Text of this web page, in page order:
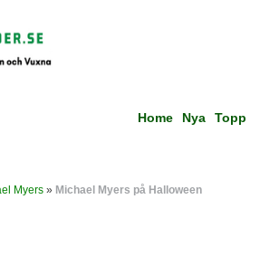
Home Nya Topp
Myers » Michael Myers på Halloween